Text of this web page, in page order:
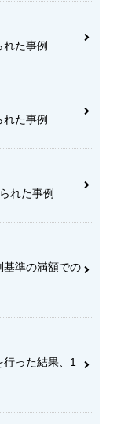
た事例
た事例
れた事例
基準の満額での
った結果、1